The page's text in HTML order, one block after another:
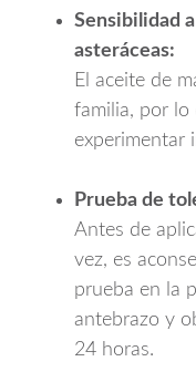
Sensibilidad
asteráceas:
El aceite de
familia, por lo
experimentar
Prueba de
Antes de
vez, es
prueba en la
antebrazo y
24 horas.